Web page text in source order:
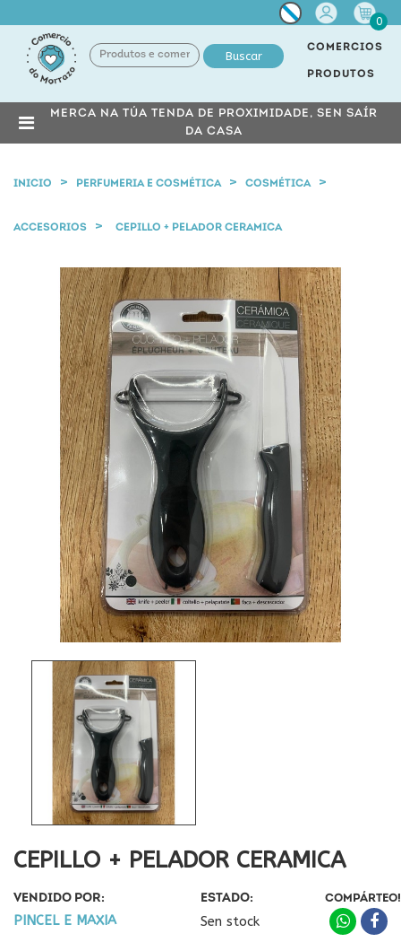
Miña
conta
0
Buscar
COMERCIOS
PRODUTOS
MERCA NA TÚA TENDA DE PROXIMIDADE, SEN SAÍR
DA CASA
INICIO PERFUMERIA E COSMÉTICA COSMÉTICA
ACCESORIOS CEPILLO + PELADOR CERAMICA
CEPILLO + PELADOR CERAMICA
VENDIDO POR:
PINCEL E MAXIA
ESTADO:
Sen stock
COMPÁRTEO!